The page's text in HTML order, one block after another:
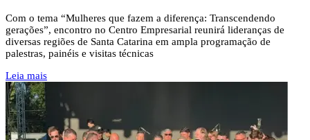
Com o tema “Mulheres que fazem a diferença: Transcendendo
gerações”, encontro no Centro Empresarial reunirá lideranças de
diversas regiões de Santa Catarina em ampla programação de
palestras, painéis e visitas técnicas
Leia mais